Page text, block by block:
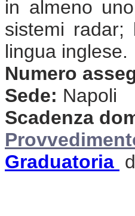
in almeno
sistemi radar;
lingua inglese.
Numero
Sede: Napoli
Scadenza
Graduatoria